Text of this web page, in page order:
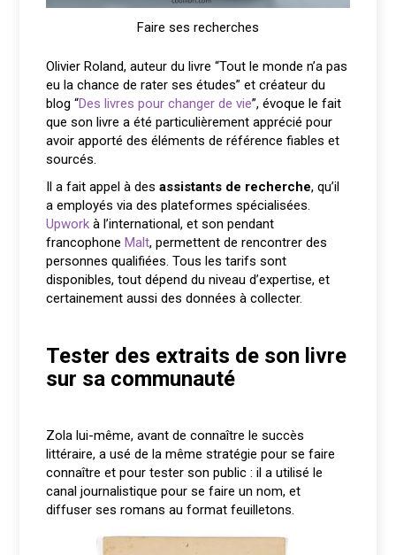
Faire ses recherches
Olivier Roland, auteur du livre “Tout le monde n’a pas
eu la chance de rater ses études” et créateur du
blog “Des livres pour changer de vie”, évoque le fait
que son livre a été particulièrement apprécié pour
avoir apporté des éléments de référence fiables et
sourcés.
Il a fait appel à desassistants de recherche, qu’il
a employés via des plateformes spécialisées.
Upwork à l’international, et son pendant
francophoneMalt, permettent de rencontrer des
personnes qualifiées. Tous les tarifs sont
disponibles, tout dépend du niveau d’expertise, et
certainement aussi des données à collecter.
Tester des extraits de son livre
sur sa communauté
Zola lui-même, avant de connaître le succès
littéraire, a usé de la même stratégie pour se faire
connaître et pour tester son public : il a utilisé le
canal journalistique pour se faire un nom, et
diffuser ses romans au format feuilletons.